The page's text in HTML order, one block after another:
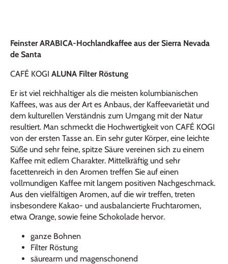
Feinster ARABICA-Hochlandkaffee aus der Sierra Nevada
de Santa
CAFÉ KOGI ALUNA Filter Röstung
Er ist viel reichhaltiger als die meisten kolumbianischen
Kaffees, was aus der Art es Anbaus, der Kaffeevarietät und
dem kulturellen Verständnis zum Umgang mit der Natur
resultiert. Man schmeckt die Hochwertigkeit von CAFÉ KOGI
von der ersten Tasse an. Ein sehr guter Körper, eine leichte
Süße und sehr feine, spitze Säure vereinen sich zu einem
Kaffee mit edlem Charakter. Mittelkräftig und sehr
facettenreich in den Aromen treffen Sie auf einen
vollmundigen Kaffee mit langem positiven Nachgeschmack.
Aus den vielfältigen Aromen, auf die wir treffen, treten
insbesondere Kakao- und ausbalancierte Fruchtaromen,
etwa Orange, sowie feine Schokolade hervor.
ganze Bohnen
Filter Röstung
säurearm und magenschonend